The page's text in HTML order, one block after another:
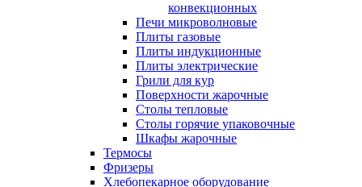
конвекционных
Печи микроволновые
Плиты газовые
Плиты индукционные
Плиты электрические
Грили для кур
Поверхности жарочные
Столы тепловые
Столы горячие упаковочные
Шкафы жарочные
Термосы
Фризеры
Хлебопекарное оборудование